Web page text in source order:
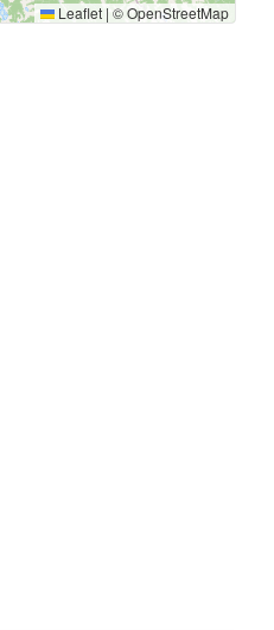
Leaflet | ©OpenStreetMap